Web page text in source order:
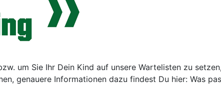
um Sie Ihr Dein Kind auf unsere Wartelisten zu
genauere Informationen dazu findest Du hier: Was